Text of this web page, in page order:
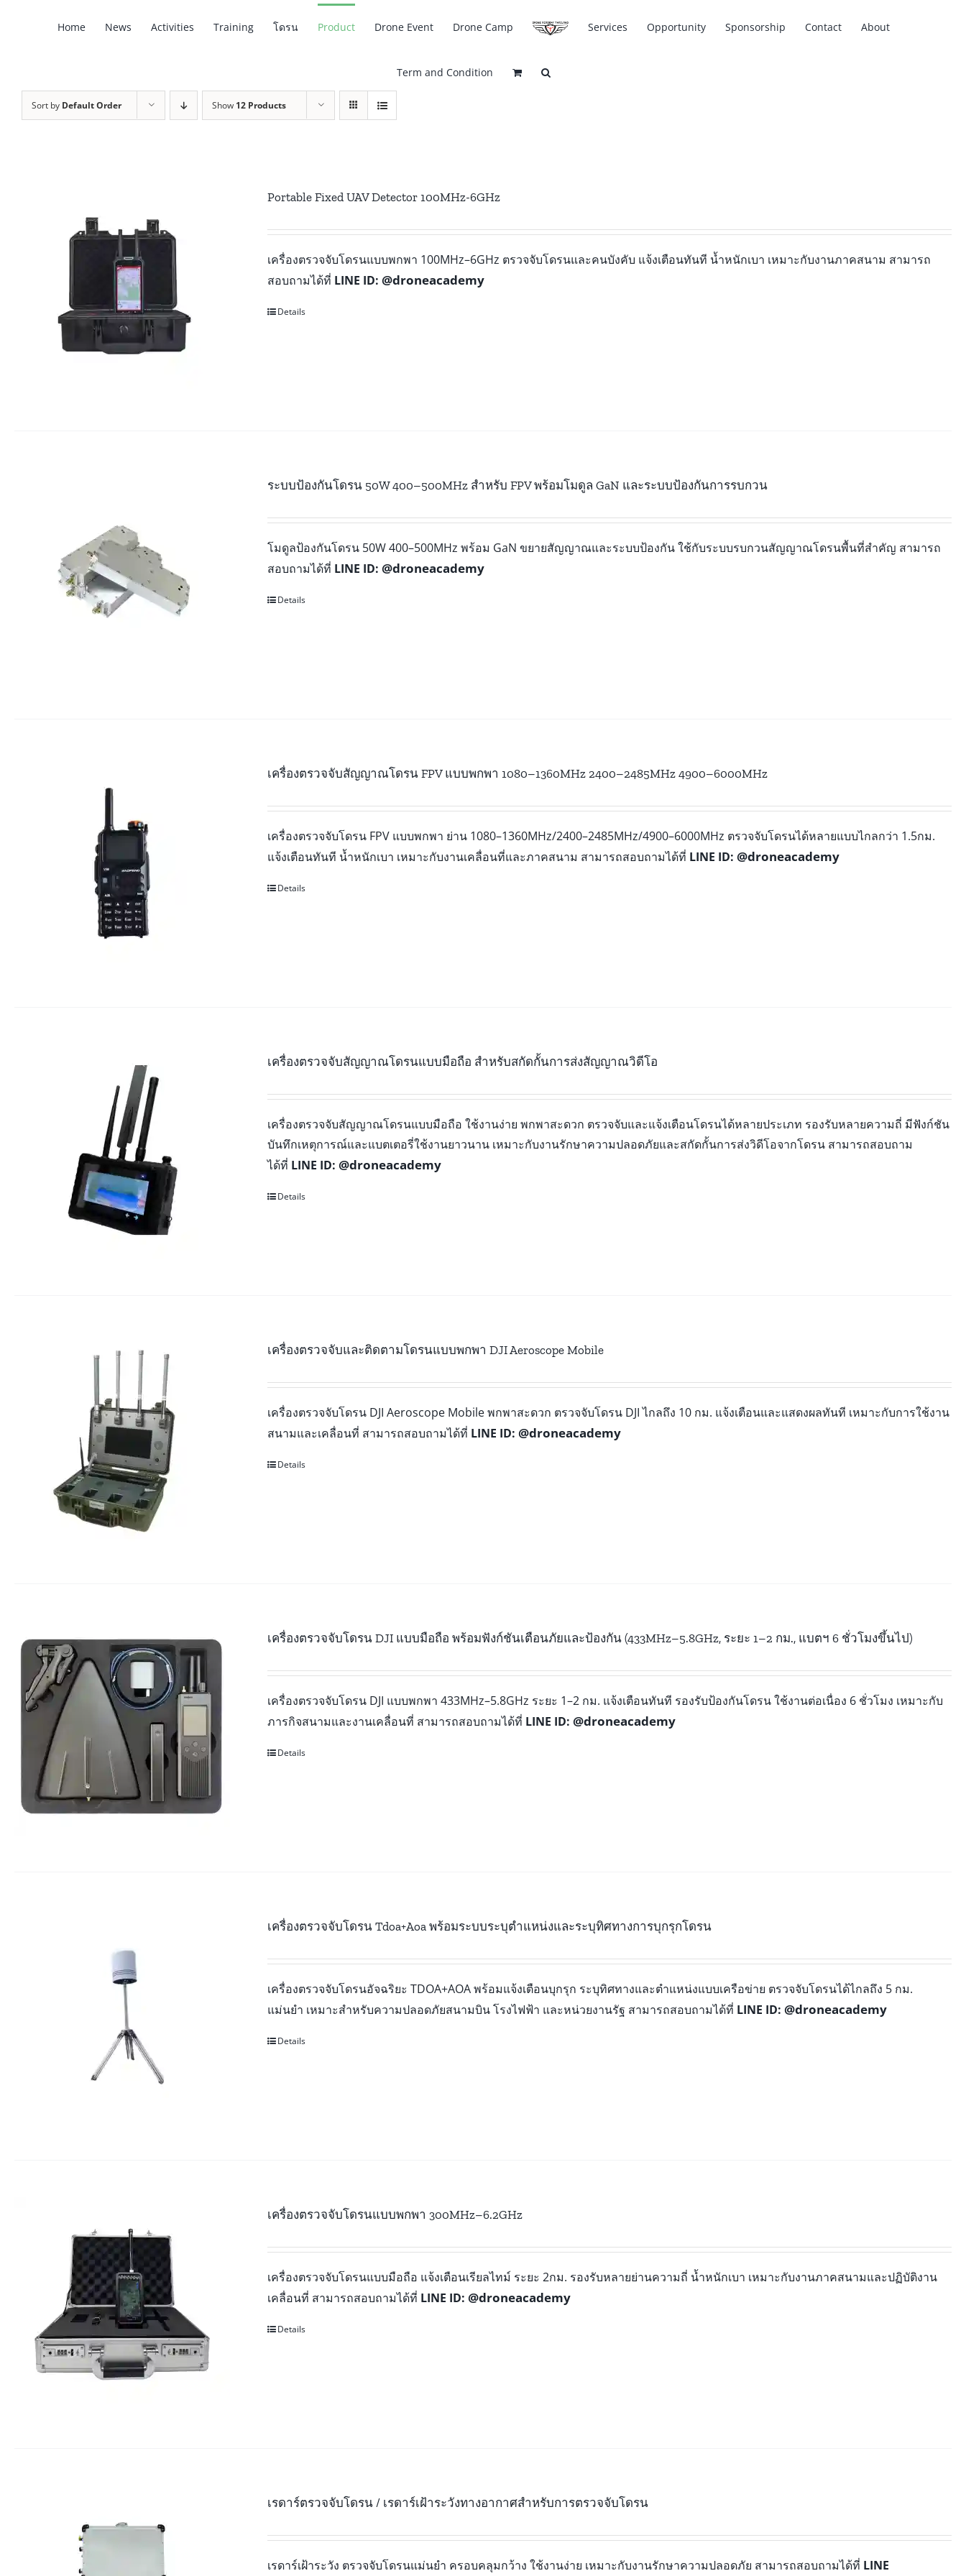
Home News Activities Training โดรน Product Drone Event Drone Camp Services Opportunity Sponsorship Contact About
Term and Condition
Sort by Default Order Show 12 Products
Portable Fixed UAV Detector 100MHz-6GHz
เครื่องตรวจจับโดรนแบบพกพา 100MHz–6GHz ตรวจจับโดรนและคนบังคับ แจ้งเตือนทันที น้ำหนักเบา เหมาะกับงานภาคสนาม สามารถ
สอบถามได้ที่ LINE ID:@droneacademy
Details
ระบบป้องกันโดรน 50W 400–500MHz สำหรับ FPV พร้อมโมดูล GaN และระบบป้องกันการรบกวน
โมดูลป้องกันโดรน 50W 400–500MHz พร้อม GaN ขยายสัญญาณและระบบป้องกัน ใช้กับระบบรบกวนสัญญาณโดรนพื้นที่สำคัญ สามารถ
สอบถามได้ที่ LINE ID:@droneacademy
Details
เครื่องตรวจจับสัญญาณโดรน FPV แบบพกพา 1080–1360MHz 2400–2485MHz 4900–6000MHz
เครื่องตรวจจับโดรน FPV แบบพกพา ย่าน 1080–1360MHz/2400–2485MHz/4900–6000MHz ตรวจจับโดรนได้หลายแบบไกลกว่า 1.5กม.
แจ้งเตือนทันที น้ำหนักเบา เหมาะกับงานเคลื่อนที่และภาคสนาม สามารถสอบถามได้ที่ LINE ID:@droneacademy
Details
เครื่องตรวจจับสัญญาณโดรนแบบมือถือ สำหรับสกัดกั้นการส่งสัญญาณวิดีโอ
เครื่องตรวจจับสัญญาณโดรนแบบมือถือ ใช้งานง่าย พกพาสะดวก ตรวจจับและแจ้งเตือนโดรนได้หลายประเภท รองรับหลายความถี่ มีฟังก์ชัน
บันทึกเหตุการณ์และแบตเตอรี่ใช้งานยาวนาน เหมาะกับงานรักษาความปลอดภัยและสกัดกั้นการส่งวิดีโอจากโดรน สามารถสอบถาม
ได้ที่ LINE ID:@droneacademy
Details
เครื่องตรวจจับและติดตามโดรนแบบพกพา DJI Aeroscope Mobile
เครื่องตรวจจับโดรน DJI Aeroscope Mobile พกพาสะดวก ตรวจจับโดรน DJI ไกลถึง 10 กม. แจ้งเตือนและแสดงผลทันที เหมาะกับการใช้งาน
สนามและเคลื่อนที่ สามารถสอบถามได้ที่ LINE ID:@droneacademy
Details
เครื่องตรวจจับโดรน DJI แบบมือถือ พร้อมฟังก์ชันเตือนภัยและป้องกัน (433MHz–5.8GHz, ระยะ 1–2 กม., แบตฯ 6 ชั่วโมงขึ้นไป)
เครื่องตรวจจับโดรน DJI แบบพกพา 433MHz–5.8GHz ระยะ 1–2 กม. แจ้งเตือนทันที รองรับป้องกันโดรน ใช้งานต่อเนื่อง 6 ชั่วโมง เหมาะกับ
ภารกิจสนามและงานเคลื่อนที่ สามารถสอบถามได้ที่ LINE ID:@droneacademy
Details
เครื่องตรวจจับโดรน Tdoa+Aoa พร้อมระบบระบุตำแหน่งและระบุทิศทางการบุกรุกโดรน
เครื่องตรวจจับโดรนอัจฉริยะ TDOA+AOA พร้อมแจ้งเตือนบุกรุก ระบุทิศทางและตำแหน่งแบบเครือข่าย ตรวจจับโดรนได้ไกลถึง 5 กม.
แม่นยำ เหมาะสำหรับความปลอดภัยสนามบิน โรงไฟฟ้า และหน่วยงานรัฐ สามารถสอบถามได้ที่ LINE ID:@droneacademy
Details
เครื่องตรวจจับโดรนแบบพกพา 300MHz–6.2GHz
เครื่องตรวจจับโดรนแบบมือถือ แจ้งเตือนเรียลไทม์ ระยะ 2กม. รองรับหลายย่านความถี่ น้ำหนักเบา เหมาะกับงานภาคสนามและปฏิบัติงาน
เคลื่อนที่ สามารถสอบถามได้ที่ LINE ID:@droneacademy
Details
เรดาร์ตรวจจับโดรน / เรดาร์เฝ้าระวังทางอากาศสำหรับการตรวจจับโดรน
เรดาร์เฝ้าระวัง ตรวจจับโดรนแม่นยำ ครอบคลุมกว้าง ใช้งานง่าย เหมาะกับงานรักษาความปลอดภัย สามารถสอบถามได้ที่ LINE